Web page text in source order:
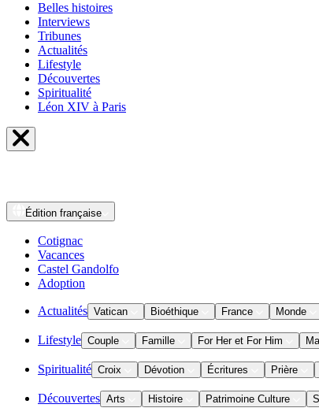
Belles histoires
Interviews
Tribunes
Actualités
Lifestyle
Découvertes
Spiritualité
Léon XIV à Paris
Édition française
Cotignac
Vacances
Castel Gandolfo
Adoption
Actualités Vatican Bioéthique France Monde
Lifestyle Couple Famille For Her et For Him
Spiritualité Croix Dévotion Écritures Prière
Découvertes Arts Histoire Patrimoine Culture